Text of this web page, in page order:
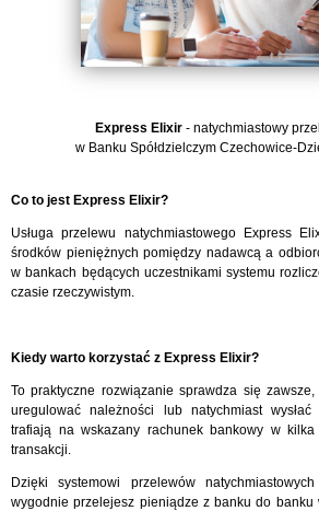
Express Elixir - natychmiastowy
w Banku Spółdzielczym Czechowice-
Co to jest Express Elixir?
Usługa przelewu natychmiastowego Express
środków pieniężnych pomiędzy nadawcą a
w bankach będących uczestnikami systemu
czasie rzeczywistym.
Kiedy warto korzystać z Express Elixir?
To praktyczne rozwiązanie sprawdza się zawsze,
uregulować należności lub natychmiast
trafiają na wskazany rachunek bankowy w
transakcji.
Dzięki systemowi przelewów
wygodnie przelejesz pieniądze z banku do banku